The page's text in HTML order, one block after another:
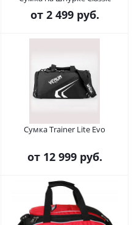
от 2 499 руб.
Сумка Trainer Lite Evo
от 12 999 руб.